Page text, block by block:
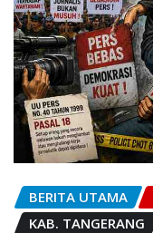
BERITA UTAMA
KAB. TANGERANG